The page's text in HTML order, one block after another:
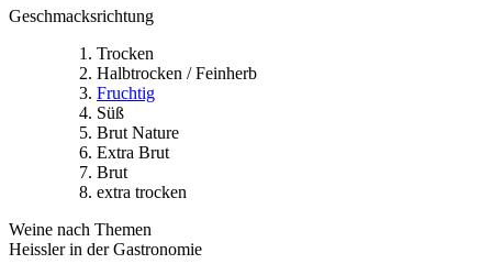
Geschmacksrichtung
Trocken
Halbtrocken / Feinherb
Fruchtig
Süß
Brut Nature
Extra Brut
Brut
extra trocken
Weine nach Themen
Heissler in der Gastronomie